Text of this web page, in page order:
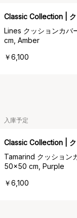
Classic Collection |
Lines クッションカバ
cm, Amber
￥6,100
入庫予定
Classic Collection |
Tamarind クッション
50x50 cm, Purple
￥6,100